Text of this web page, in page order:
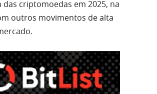
criptomoedas em 2025, na
outros movimentos de alta